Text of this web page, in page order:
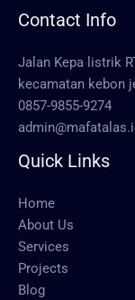
Contact Info
Jalan Kepa listrik
kecamatan kebon
0857-9855-9274
Quick Links
Home
About Us
Services
Projects
Blog